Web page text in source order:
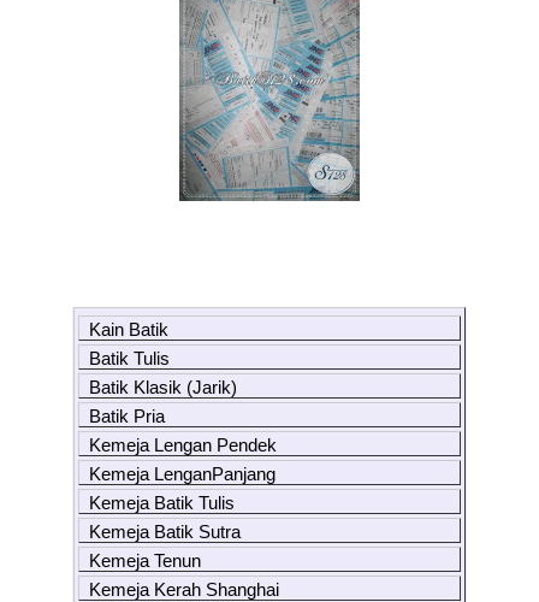
Kain Batik
Batik Tulis
Batik Klasik (Jarik)
Batik Pria
Kemeja Lengan Pendek
Kemeja LenganPanjang
Kemeja Batik Tulis
Kemeja Batik Sutra
Kemeja Tenun
Kemeja Kerah Shanghai